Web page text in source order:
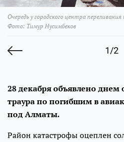
1/2
Очередь у городского центра
Фото: Тимур Нусимбеков
28 декабря объявлено
траура по погибшим в
под Алматы.
Район катастрофы оцеплен